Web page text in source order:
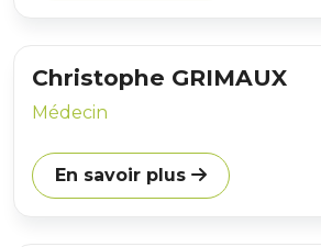
Christophe GRIMAUX
Médecin
En savoir plus